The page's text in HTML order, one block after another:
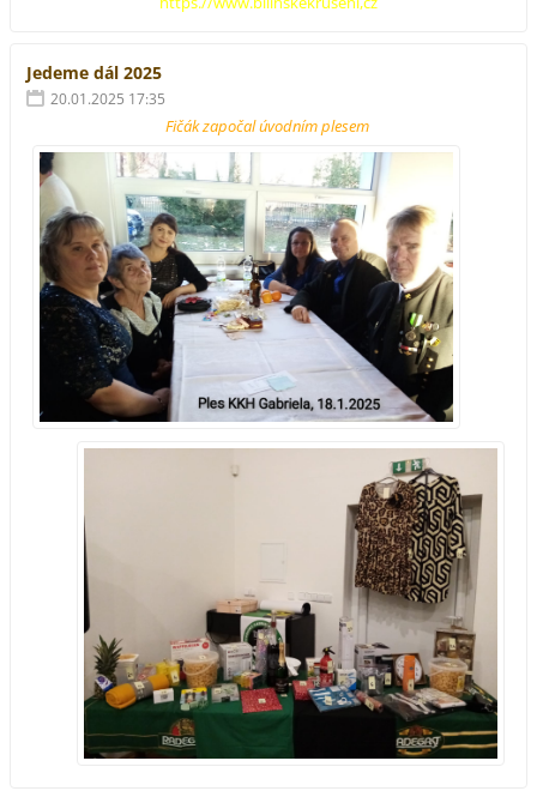
Jedeme dál 2025
20.01.2025 17:35
Fičák započal úvodním plesem